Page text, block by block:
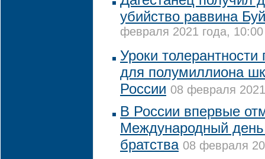
убийство раввина
февраля 2021 года, 10:00
Уроки
для полумиллиона
России 08 февраля
В России впервые
Международный день
братства 08 февраля